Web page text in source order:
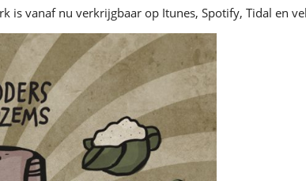
is vanaf nu verkrijgbaar op Itunes, Spotify, Tidal en